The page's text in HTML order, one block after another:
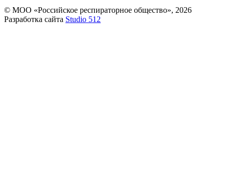
© МОО «Российское респираторное общество», 2026
Разработка сайта Studio 512